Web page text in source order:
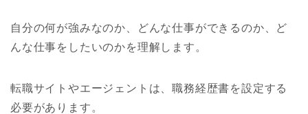
自分の何が強みなのか、どんな仕事ができるのか、ど
んな仕事をしたいのかを理解します。
転職サイトやエージェントは、職務経歴書を設定する
必要があります。